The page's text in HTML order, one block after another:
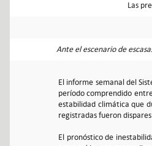
Las
Ante el escenario de
El informe semanal del
período comprendido
estabilidad climática que
registradas fueron
El pronóstico de